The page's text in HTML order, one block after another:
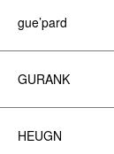
gue’pard
GURANK
HEUGN